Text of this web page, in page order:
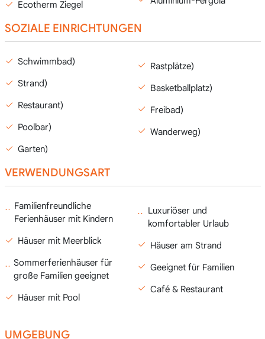
Ecotherm Ziegel
SOZIALE EINRICHTUNGEN
Schwimmbad)
Strand)
Restaurant)
Poolbar)
Garten)
Rastplätze)
Basketballplatz)
Freibad)
Wanderweg)
VERWENDUNGSART
Familienfreundliche
Ferienhäuser mit Kindern
Häuser mit Meerblick
Sommerferienhäuser für
große Familien geeignet
Häuser mit Pool
Luxuriöser und
komfortabler Urlaub
Häuser am Strand
Geeignet für Familien
Café & Restaurant
UMGEBUNG